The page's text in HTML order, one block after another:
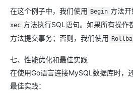
在这个例子中，我们使用 Begin 方法
xec 方法执行SQL语句。如果所有操作
方法提交事务；否则，我们使用
七、性能优化和最佳实践
在使用Go语言连接MySQL数据库时，
最佳实践：